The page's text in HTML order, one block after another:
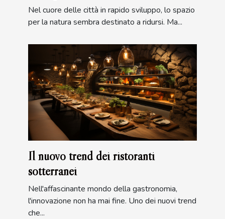
Nel cuore delle città in rapido sviluppo, lo spazio
per la natura sembra destinato a ridursi. Ma...
Il nuovo trend dei ristoranti
sotterranei
Nell'affascinante mondo della gastronomia,
l'innovazione non ha mai fine. Uno dei nuovi trend
che...